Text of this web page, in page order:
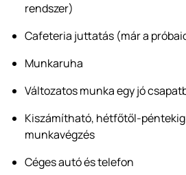
rendszer)
Cafeteria juttatás (már a
Munkaruha
Változatos munka egy jó
Kiszámítható, hétfőtől-
munkavégzés
Céges autó és telefon